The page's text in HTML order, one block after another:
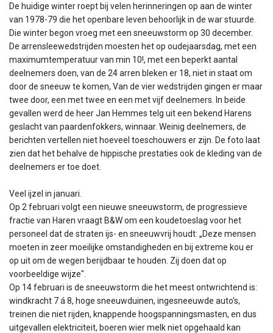
De huidige winter roept bij velen herinneringen op aan de winter
van 1978-79 die het openbare leven behoorlijk in de war stuurde.
Die winter begon vroeg met een sneeuwstorm op 30 december.
De arrensleewedstrijden moesten het op oudejaarsdag, met een
maximumtemperatuur van min 10!, met een beperkt aantal
deelnemers doen, van de 24 arren bleken er 18, niet in staat om
door de sneeuw te komen, Van de vier wedstrijden gingen er maar
twee door, een met twee en een met vijf deelnemers. In beide
gevallen werd de heer Jan Hemmes telg uit een bekend Harens
geslacht van paardenfokkers, winnaar. Weinig deelnemers, de
berichten vertellen niet hoeveel toeschouwers er zijn. De foto laat
zien dat het behalve de hippische prestaties ook de kleding van de
deelnemers er toe doet.
Veel ijzel in januari.
Op 2 februari volgt een nieuwe sneeuwstorm, de progressieve
fractie van Haren vraagt B&W om een koudetoeslag voor het
personeel dat de straten ijs- en sneeuwvrij houdt: „Deze mensen
moeten in zeer moeilijke omstandigheden en bij extreme kou er
op uit om de wegen berijdbaar te houden. Zij doen dat op
voorbeeldige wijze".
Op 14 februari is de sneeuwstorm die het meest ontwrichtend is:
windkracht 7 á 8, hoge sneeuwduinen, ingesneeuwde auto's,
treinen die niet rijden, knappende hoogspanningsmasten, en dus
uitgevallen elektriciteit, boeren wier melk niet opgehaald kan